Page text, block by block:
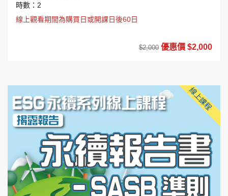
時數：2
線上觀看期間為購買日或開課日後60日
$2,000 優惠價 $2,000
線上課程